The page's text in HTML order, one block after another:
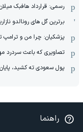
رسمی: قرارداد هافبک
برترین گل های رونالدو
پزشکیان: چرا من و ترامپ
تصاویری که باعث سردرد
پول سعودی ته کشید،
راهنما